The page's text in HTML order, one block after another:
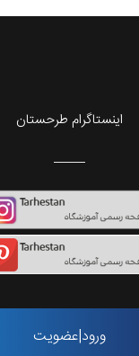
اینستاگرام طرحستان
ورود|عضویت